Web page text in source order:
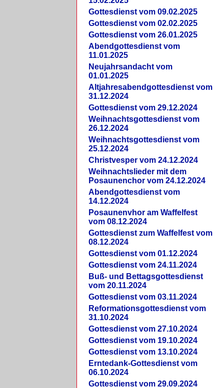
Gottesdienst vom 09.02.2025
Gottesdienst vom 02.02.2025
Gottesdienst vom 26.01.2025
Abendgottesdienst vom
11.01.2025
Neujahrsandacht vom
01.01.2025
Altjahresabendgottesdienst vom
31.12.2024
Gottesdienst vom 29.12.2024
Weihnachtsgottesdienst vom
26.12.2024
Weihnachtsgottesdienst vom
25.12.2024
Christvesper vom 24.12.2024
Weihnachtslieder mit dem
Posaunenchor vom 24.12.2024
Abendgottesdienst vom
14.12.2024
Posaunenvhor am Waffelfest
vom 08.12.2024
Gottesdienst zum Waffelfest vom
08.12.2024
Gottesdienst vom 01.12.2024
Gottesdienst vom 24.11.2024
Buß- und Bettagsgottesdienst
vom 20.11.2024
Gottesdienst vom 03.11.2024
Reformationsgottesdienst vom
31.10.2024
Gottesdienst vom 27.10.2024
Gottesdienst vom 19.10.2024
Gottesdienst vom 13.10.2024
Erntedank-Gottesdienst vom
06.10.2024
Gottesdienst vom 29.09.2024